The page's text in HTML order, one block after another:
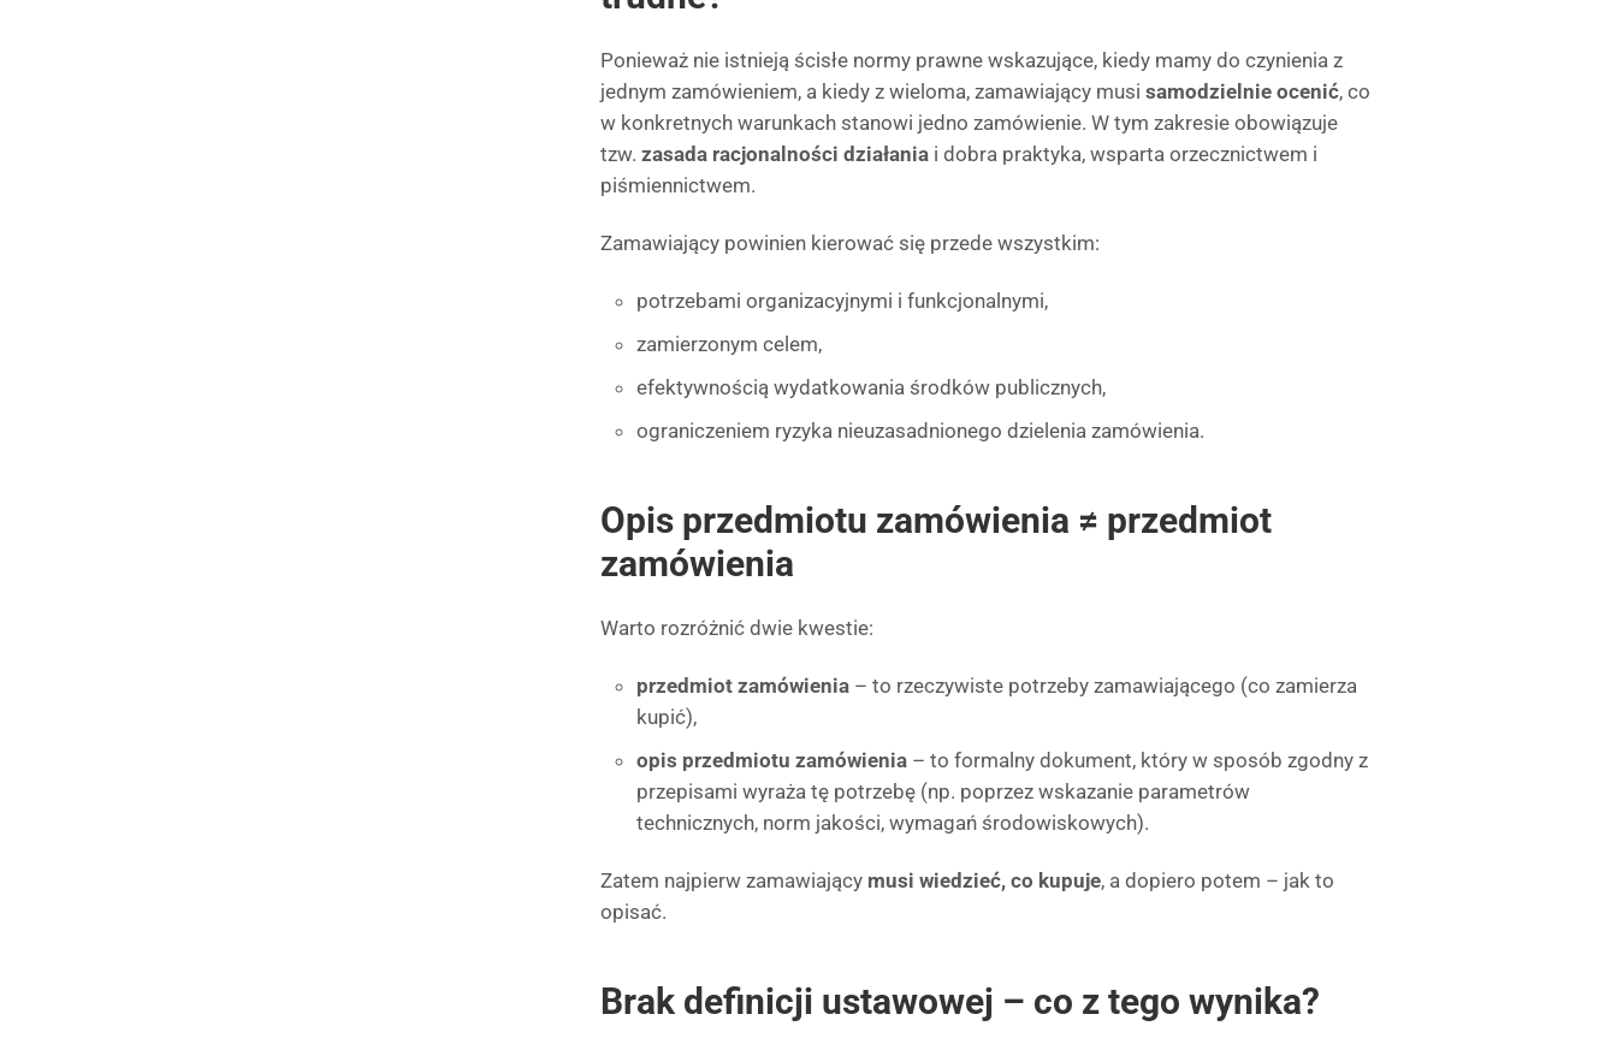
Ponieważ nie istnieją ścisłe normy prawne wskazujące, kiedy mamy do czynienia z
jednym zamówieniem, a kiedy z wieloma, zamawiający musi samodzielnie ocenić, co
w konkretnych warunkach stanowi jedno zamówienie. W tym zakresie obowiązuje
tzw. zasada racjonalności działania i dobra praktyka, wsparta orzecznictwem i
piśmiennictwem.
Zamawiający powinien kierować się przede wszystkim:
potrzebami organizacyjnymi i funkcjonalnymi,
zamierzonym celem,
efektywnością wydatkowania środków publicznych,
ograniczeniem ryzyka nieuzasadnionego dzielenia zamówienia.
Opis przedmiotu zamówienia ≠ przedmiot
zamówienia
Warto rozróżnić dwie kwestie:
przedmiot zamówienia – to rzeczywiste potrzeby zamawiającego (co zamierza
kupić),
opis przedmiotu zamówienia – to formalny dokument, który w sposób zgodny z
przepisami wyraża tę potrzebę (np. poprzez wskazanie parametrów
technicznych, norm jakości, wymagań środowiskowych).
Zatem najpierw zamawiający musi wiedzieć, co kupuje, a dopiero potem – jak to
opisać.
Brak definicji ustawowej – co z tego wynika?